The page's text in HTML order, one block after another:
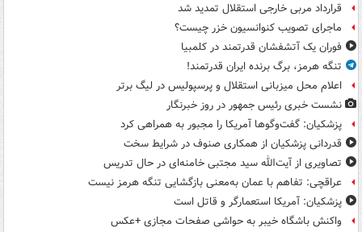
قرارداد مربی خارجی استقلال تمدید شد
ماجرای تصویب کنوانسیون خزر چیست؟
فوران یک آتشفشان قدرتمند در کلمبیا
تنگه هرمز، برگ برنده ایران قدرتمند!
اعلام محل میزبانی استقلال و پرسپولیس در لیگ برتر
نشست خبری رئیس جمهور در روز خبرنگار
پزشکیان: گفت‌وگوها آمریکا را مجبور به همراهی کرد
قدردانی پزشکیان از همکاری صنوف در شرایط سخت
تصاویری از آیت‌الله سید مجتبی خامنه‌ای در حال تدریس
عراقچی: تفاهم با عمان به‌معنی بازگشایی تنگه هرمز نیست
پزشکیان: آمریکا استعمارگر و قاتل است
واکنش باشگاه خیبر به حواشی صفحات مجازی +عکس